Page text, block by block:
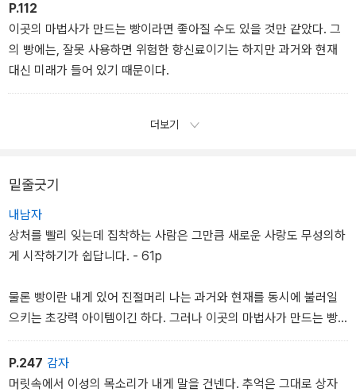
어든 소년이 마주한 것은 놀라운 마법의 세계. 평범한 빵집인 줄로만
알았던 그곳은 사람들의 소원을 이루어 주는 특별한 빵을 만드는 마
법사의 베이커리였던 것이다.
사과하고 싶은 사람과 화해하게 해 주는 ‘메이킹 피스 건포도 스콘’, 사
귀고 싶지 않은 사람을 ‘먹고 떨어지게’ 만드는 ‘노 땡큐 사블레 쇼콜
며 독자들은 주인공 소년과 함께 위저드 베이커리의 신비로운 세계로
달콤쌉쌀한 판타지에 담긴
담담하지만 포근한 위로
소년이 몸을 피하도록 도와주지만, 점장은 착하거나 친절한 성격이
게 냉랭한 말을 던지기도 한다. ‘선택의 결과는 스스로 책임져야 한
다’고 말하는 점장은, 자신이 저지른 일을 수습해 달라는 손님들의 요
청을 매몰차게 거절한다. 위저드 베이커리가 전하는 판타지는 현실로
부터 도피해 자기 마음대로 꿈꾸는 몽상이 결코 아니다. 무거운 현실
이 마법의 세계에도 적용되는 모습을 보며 소년은 자신 또한 집으로
P.112
이곳의 마법사가 만드는 빵이라면 좋아질 수도 있을 것만 같았다. 그
의 빵에는, 잘못 사용하면 위험한 향신료이기는 하지만 과거와 현재
대신 미래가 들어 있기 때문이다.
더보기
밑줄긋기
내남자
상처를 빨리 잊는데 집착하는 사람은 그만큼 새로운 사랑도 무성의하
게 시작하기가 쉽답니다. - 61p
물론 빵이란 내게 있어 진절머리 나는 과거와 현재를 동시에 불러일
으키는 초강력 아이템이긴 하다. 그러나 이곳의 마법사가 만드는 빵
이라면 좋아질 수도 있을 것만 같았다. 그의 빵에는, 잘못 사용하면 조
금은 위험한 향신료일지 몰라도, 과거와 현재 대신 미래가 들어있기
때문이다. - 112p
P.247 감자
머릿속에서 이성의 목소리가 내게 말을 건넨다. 추억은 그대로 상자